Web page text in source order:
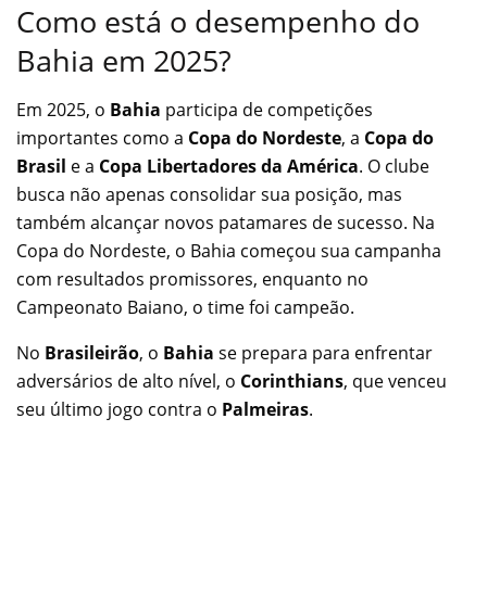
Como está o desempenho do
Bahia em 2025?
Em 2025, o Bahia participa de competições
importantes como a Copa do Nordeste, a Copa do
Brasil e a Copa Libertadores da América. O clube
busca não apenas consolidar sua posição, mas
também alcançar novos patamares de sucesso. Na
Copa do Nordeste, o Bahia começou sua campanha
com resultados promissores, enquanto no
Campeonato Baiano, o time foi campeão.
No Brasileirão, o Bahia se prepara para enfrentar
adversários de alto nível, o Corinthians, que venceu
seu último jogo contra o Palmeiras.